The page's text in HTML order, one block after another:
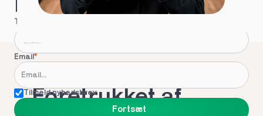
Hvordan kontakter vi dig?
Telefon
Email*
Tilmeld nyhedsbrev
Fortsæt
Foretrukket af